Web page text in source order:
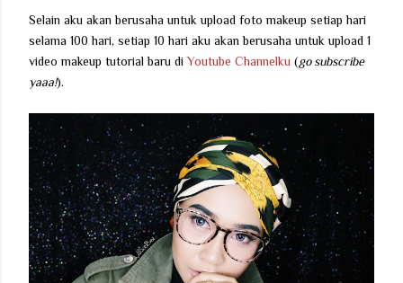
Selain aku akan berusaha untuk upload foto makeup setiap hari
selama 100 hari, setiap 10 hari aku akan berusaha untuk upload 1
video makeup tutorial baru diYoutube Channelku (go subscribe
yaaa!).